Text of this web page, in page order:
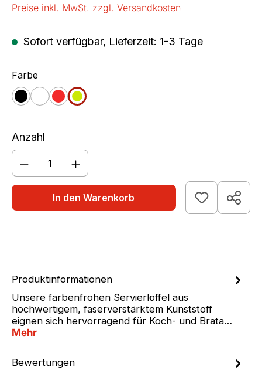
Preise inkl. MwSt. zzgl. Versandkosten
Sofort verfügbar, Lieferzeit: 1-3 Tage
Farbeauswählen
schwarz
weißrot apfelgrün
Anzahl
Produkt Anzahl: Gib den
In den Warenkorb
Produktinformationen
Unsere farbenfrohen Servierlöffel aus
hochwertigem, faserverstärktem Kunststoff
eignen sich hervorragend für Koch- und Brata…
Mehr
Bewertungen